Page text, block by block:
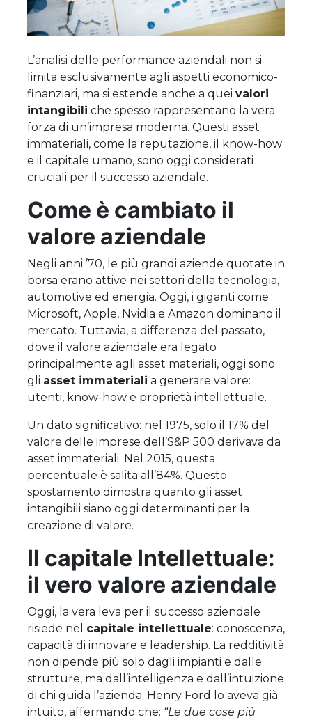
L’analisi delle performance aziendali non si
limita esclusivamente agli aspetti economico-
finanziari, ma si estende anche a quei valori
intangibili che spesso rappresentano la vera
forza di un’impresa moderna. Questi asset
immateriali, come la reputazione, il know-how
e il capitale umano, sono oggi considerati
cruciali per il successo aziendale.
Come è cambiato il
valore aziendale
Negli anni ’70, le più grandi aziende quotate in
borsa erano attive nei settori della tecnologia,
automotive ed energia. Oggi, i giganti come
Microsoft, Apple, Nvidia e Amazon dominano il
mercato. Tuttavia, a differenza del passato,
dove il valore aziendale era legato
principalmente agli asset materiali, oggi sono
gli asset immateriali a generare valore:
utenti, know-how e proprietà intellettuale.
Un dato significativo: nel 1975, solo il 17% del
valore delle imprese dell’S&P 500 derivava da
asset immateriali. Nel 2015, questa
percentuale è salita all’84%. Questo
spostamento dimostra quanto gli asset
intangibili siano oggi determinanti per la
creazione di valore.
Il capitale Intellettuale:
il vero valore aziendale
Oggi, la vera leva per il successo aziendale
risiede nel capitale intellettuale: conoscenza,
capacità di innovare e leadership. La redditività
non dipende più solo dagli impianti e dalle
strutture, ma dall’intelligenza e dall’intuizione
di chi guida l’azienda. Henry Ford lo aveva già
intuito, affermando che: “Le due cose più